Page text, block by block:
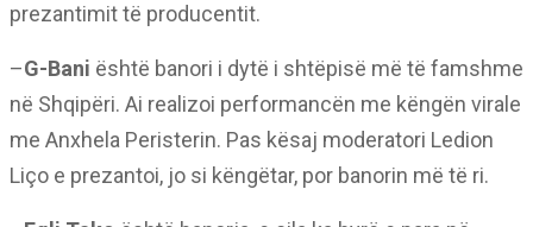
prezantimit të producentit.
–G-Bani është banori i dytë i shtëpisë më të famshme
në Shqipëri. Ai realizoi performancën me këngën virale
me Anxhela Peristerin. Pas kësaj moderatori Ledion
Liço e prezantoi, jo si këngëtar, por banorin më të ri.